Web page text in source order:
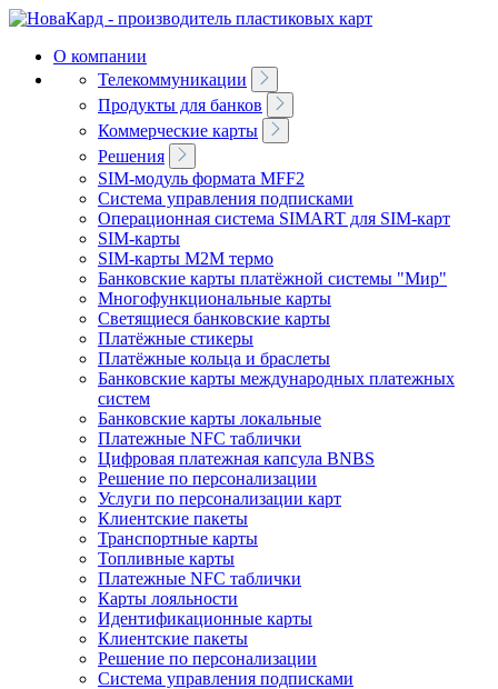
О компании
Телекоммуникации
Продукты для банков
Коммерческие карты
Решения
SIM-модуль формата MFF2
Система управления подписками
Операционная система SIMART для SIM-карт
SIM-карты
SIM-карты M2M термо
Банковские карты платёжной системы "Мир"
Многофункциональные карты
Светящиеся банковские карты
Платёжные стикеры
Платёжные кольца и браслеты
Банковские карты международных платежных
систем
Банковские карты локальные
Платeжные NFC таблички
Цифровая платeжная капсула BNBS
Решение по персонализации
Услуги по персонализации карт
Клиентские пакеты
Транспортные карты
Топливные карты
Платeжные NFC таблички
Карты лояльности
Идентификационные карты
Клиентские пакеты
Решение по персонализации
Система управления подписками